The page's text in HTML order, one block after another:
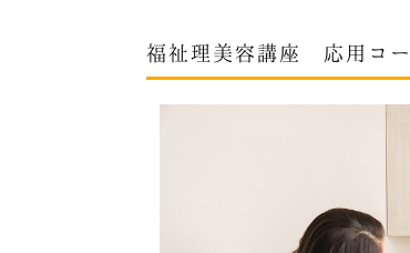
福祉理美容講座 応用コ